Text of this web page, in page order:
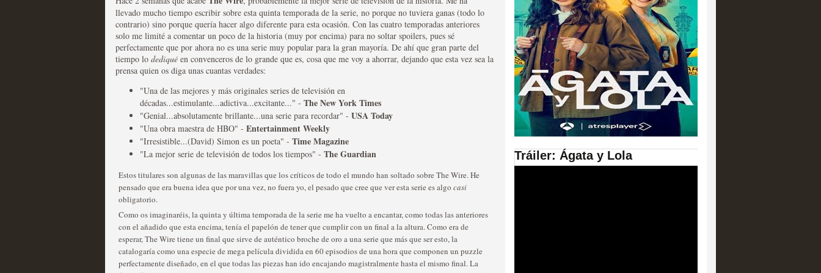
Las series disponibles en las plataformas SVOD
tienen fecha de caducidad
MOLTISANTI
Recomendación de la semana
La barrera de las 500 series al año se superará
desde Silicon Valley
MOLTISANTI
Recomendación de la semana
llevado mucho tiempo escribir sobre esta quinta temporada de la serie, no porque no tuviera ganas (todo lo
contrario) sino porque quería hacer algo diferente para esta ocasión. Con las cuatro temporadas anteriores
solo me limité a comentar un poco de la historia (muy por encima) para no soltar spoilers, pues sé
perfectamente que por ahora no es una serie muy popular para la gran mayoría. De ahí que gran parte del
tiempo lo dediqué en convenceros de lo grande que es, cosa que me voy a ahorrar, dejando que esta vez sea la
prensa quien os diga unas cuantas verdades:
"Una de las mejores y más originales series de televisión en
décadas...estimulante...adictiva...excitante..." - The New York Times
"Genial...absolutamente brillante...una serie para recordar" - USA Today
"Una obra maestra de HBO" - Entertainment Weekly
"Irresistible...(David) Simon es un poeta" - Time Magazine
"La mejor serie de televisión de todos los tiempos" - The Guardian
Estos titulares son algunas de las maravillas que los críticos de todo el mundo han soltado sobre The Wire. He
pensado que era buena idea que por una vez, no fuera yo, el pesado que cree que ver esta serie es algo casi
obligatorio.
Como os imaginaréis, la quinta y última temporada de la serie me ha vuelto a encantar, como todas las anteriores
con el añadido que esta encima, tenía el papelón de tener que cumplir con un final a la altura. Como era de
esperar, The Wire tiene un final que sirve de auténtico broche de oro a una serie que más que ser esto, la
catalogaría como una especie de mega película dividida en 60 episodios de una hora que componen un puzzle
perfectamente diseñado, en el que todas las piezas han ido encajando magistralmente hasta el mismo final. La
Tráiler: Ágata y Lola